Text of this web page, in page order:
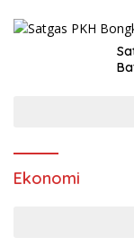
Ekonomi